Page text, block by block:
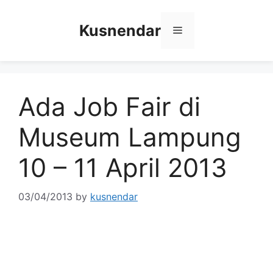
Kusnendar Menu
Ada Job Fair di
Museum Lampung
10 – 11 April 2013
03/04/2013 by kusnendar